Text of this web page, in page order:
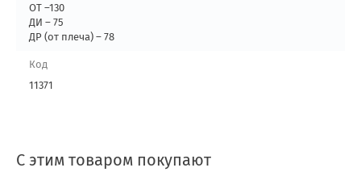
ОТ –130
ДИ – 75
ДР (от плеча) – 78
Код
11371
С этим товаром покупают